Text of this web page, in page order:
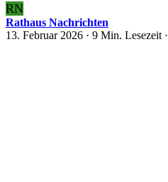
RN
Rathaus Nachrichten
13. Februar 2026 · 9 Min. Lesezeit ·